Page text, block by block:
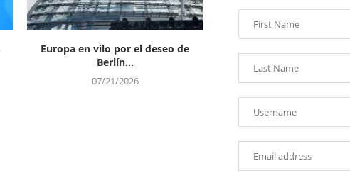
Europa en vilo por el deseo de
Berlín...
07/21/2026